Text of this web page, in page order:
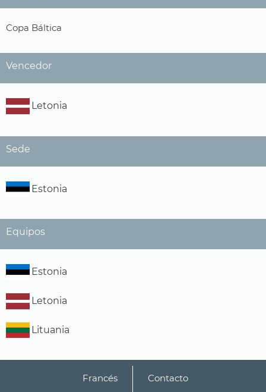
Copa Báltica
Vencedor
Letonia
Sede
Estonia
Equipos
Estonia
Letonia
Lituania
Francés Contacto